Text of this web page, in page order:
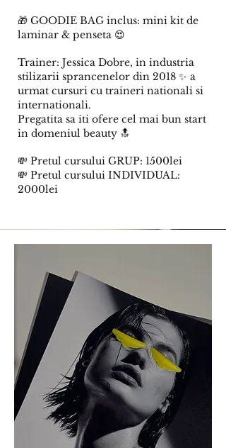
🎁 GOODIE BAG inclus: mini kit de
laminar & penseta 😍
Trainer: Jessica Dobre, in industria
stilizarii sprancenelor din 2018 ✨ a
urmat cursuri cu traineri nationali si
internationali.
Pregatita sa iti ofere cel mai bun start
in domeniul beauty 🔝
💸 Pretul cursului GRUP: 1500lei
💸 Pretul cursului INDIVIDUAL:
2000lei